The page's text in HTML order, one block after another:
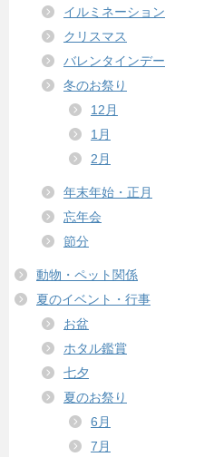
イルミネーション
クリスマス
バレンタインデー
冬のお祭り
12月
1月
2月
年末年始・正月
忘年会
節分
動物・ペット関係
夏のイベント・行事
お盆
ホタル鑑賞
七夕
夏のお祭り
6月
7月